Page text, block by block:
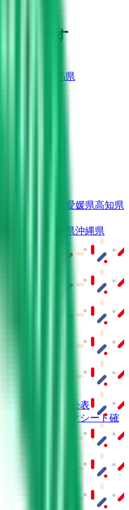
をさがす
群馬県
愛媛県高知県
鹿児島県沖縄県
ト確認結果の公表
に係るチェックシート確